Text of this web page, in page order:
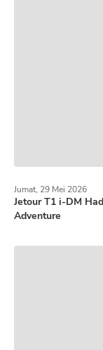
Jetour T1 i-DM
Adventure
Jumat, 29 Mei 2026